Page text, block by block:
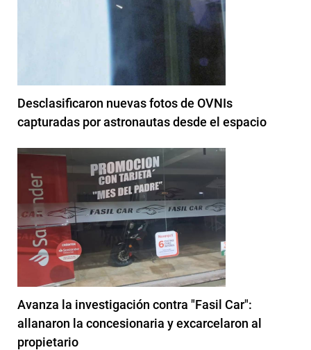
Desclasificaron nuevas fotos de OVNIs
capturadas por astronautas desde el espacio
Avanza la investigación contra "Fasil Car":
allanaron la concesionaria y excarcelaron al
propietario